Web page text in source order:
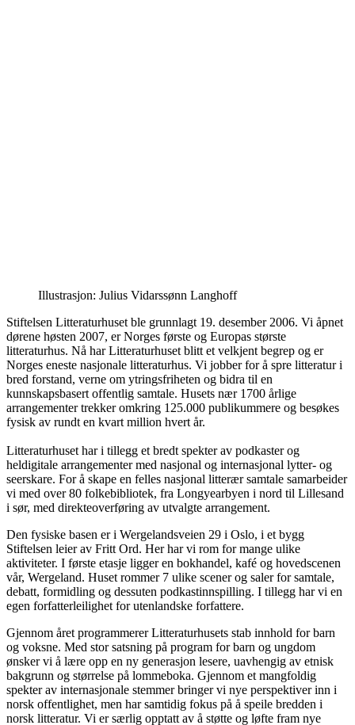
Illustrasjon: Julius Vidarssønn Langhoff
Stiftelsen Litteraturhuset ble grunnlagt 19. desember 2006. Vi åpnet
dørene høsten 2007, er Norges første og Europas største
litteraturhus. Nå har Litteraturhuset blitt et velkjent begrep og er
Norges eneste nasjonale litteraturhus. Vi jobber for å spre litteratur i
bred forstand, verne om ytringsfriheten og bidra til en
kunnskapsbasert offentlig samtale. Husets nær 1700 årlige
arrangementer trekker omkring 125.000 publikummere og besøkes
fysisk av rundt en kvart million hvert år.
Litteraturhuset har i tillegg et bredt spekter av podkaster og
heldigitale arrangementer med nasjonal og internasjonal lytter- og
seerskare. For å skape en felles nasjonal litterær samtale samarbeider
vi med over 80 folkebibliotek, fra Longyearbyen i nord til Lillesand
i sør, med direkteoverføring av utvalgte arrangement.
Den fysiske basen er i Wergelandsveien 29 i Oslo, i et bygg
Stiftelsen leier av Fritt Ord. Her har vi rom for mange ulike
aktiviteter. I første etasje ligger en bokhandel, kafé og hovedscenen
vår, Wergeland. Huset rommer 7 ulike scener og saler for samtale,
debatt, formidling og dessuten podkastinnspilling. I tillegg har vi en
egen forfatterleilighet for utenlandske forfattere.
Gjennom året programmerer Litteraturhusets stab innhold for barn
og voksne. Med stor satsning på program for barn og ungdom
ønsker vi å lære opp en ny generasjon lesere, uavhengig av etnisk
bakgrunn og størrelse på lommeboka. Gjennom et mangfoldig
spekter av internasjonale stemmer bringer vi nye perspektiver inn i
norsk offentlighet, men har samtidig fokus på å speile bredden i
norsk litteratur. Vi er særlig opptatt av å støtte og løfte fram nye